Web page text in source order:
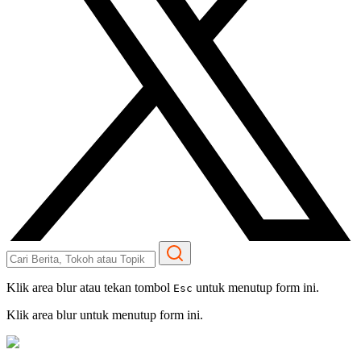
Klik area blur atau tekan tombol Esc untuk menutup form ini.
Klik area blur untuk menutup form ini.